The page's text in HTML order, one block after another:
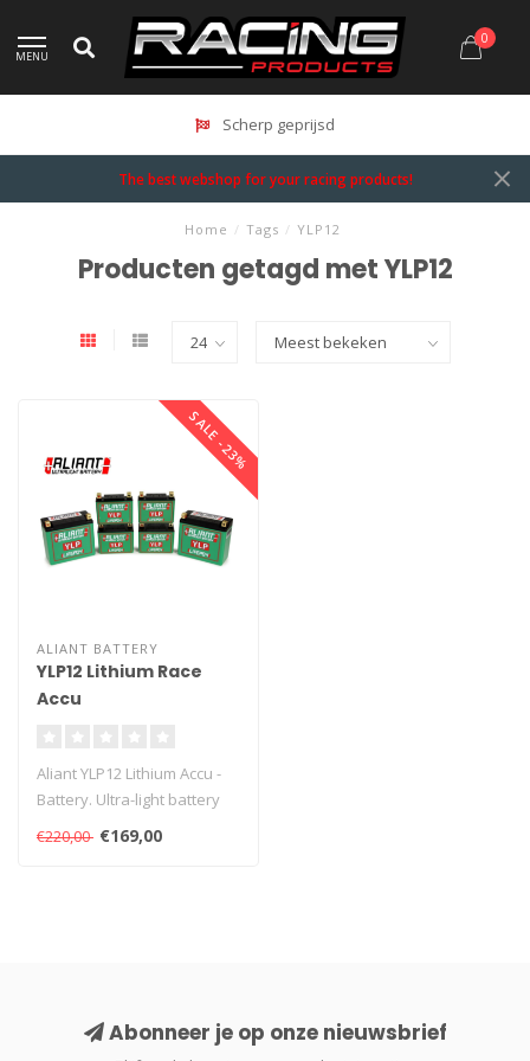
MENU
0
Scherp geprijsd
The best webshop for your racing products!
Home / Tags / YLP12
Producten getagd met YLP12
SALE -23%
ALIANT BATTERY
YLP12 Lithium Race
Accu
Aliant YLP12 Lithium Accu -
Battery. Ultra-light battery
based on lithium phosph..
€220,00 €169,00
Abonneer je op onze nieuwsbrief